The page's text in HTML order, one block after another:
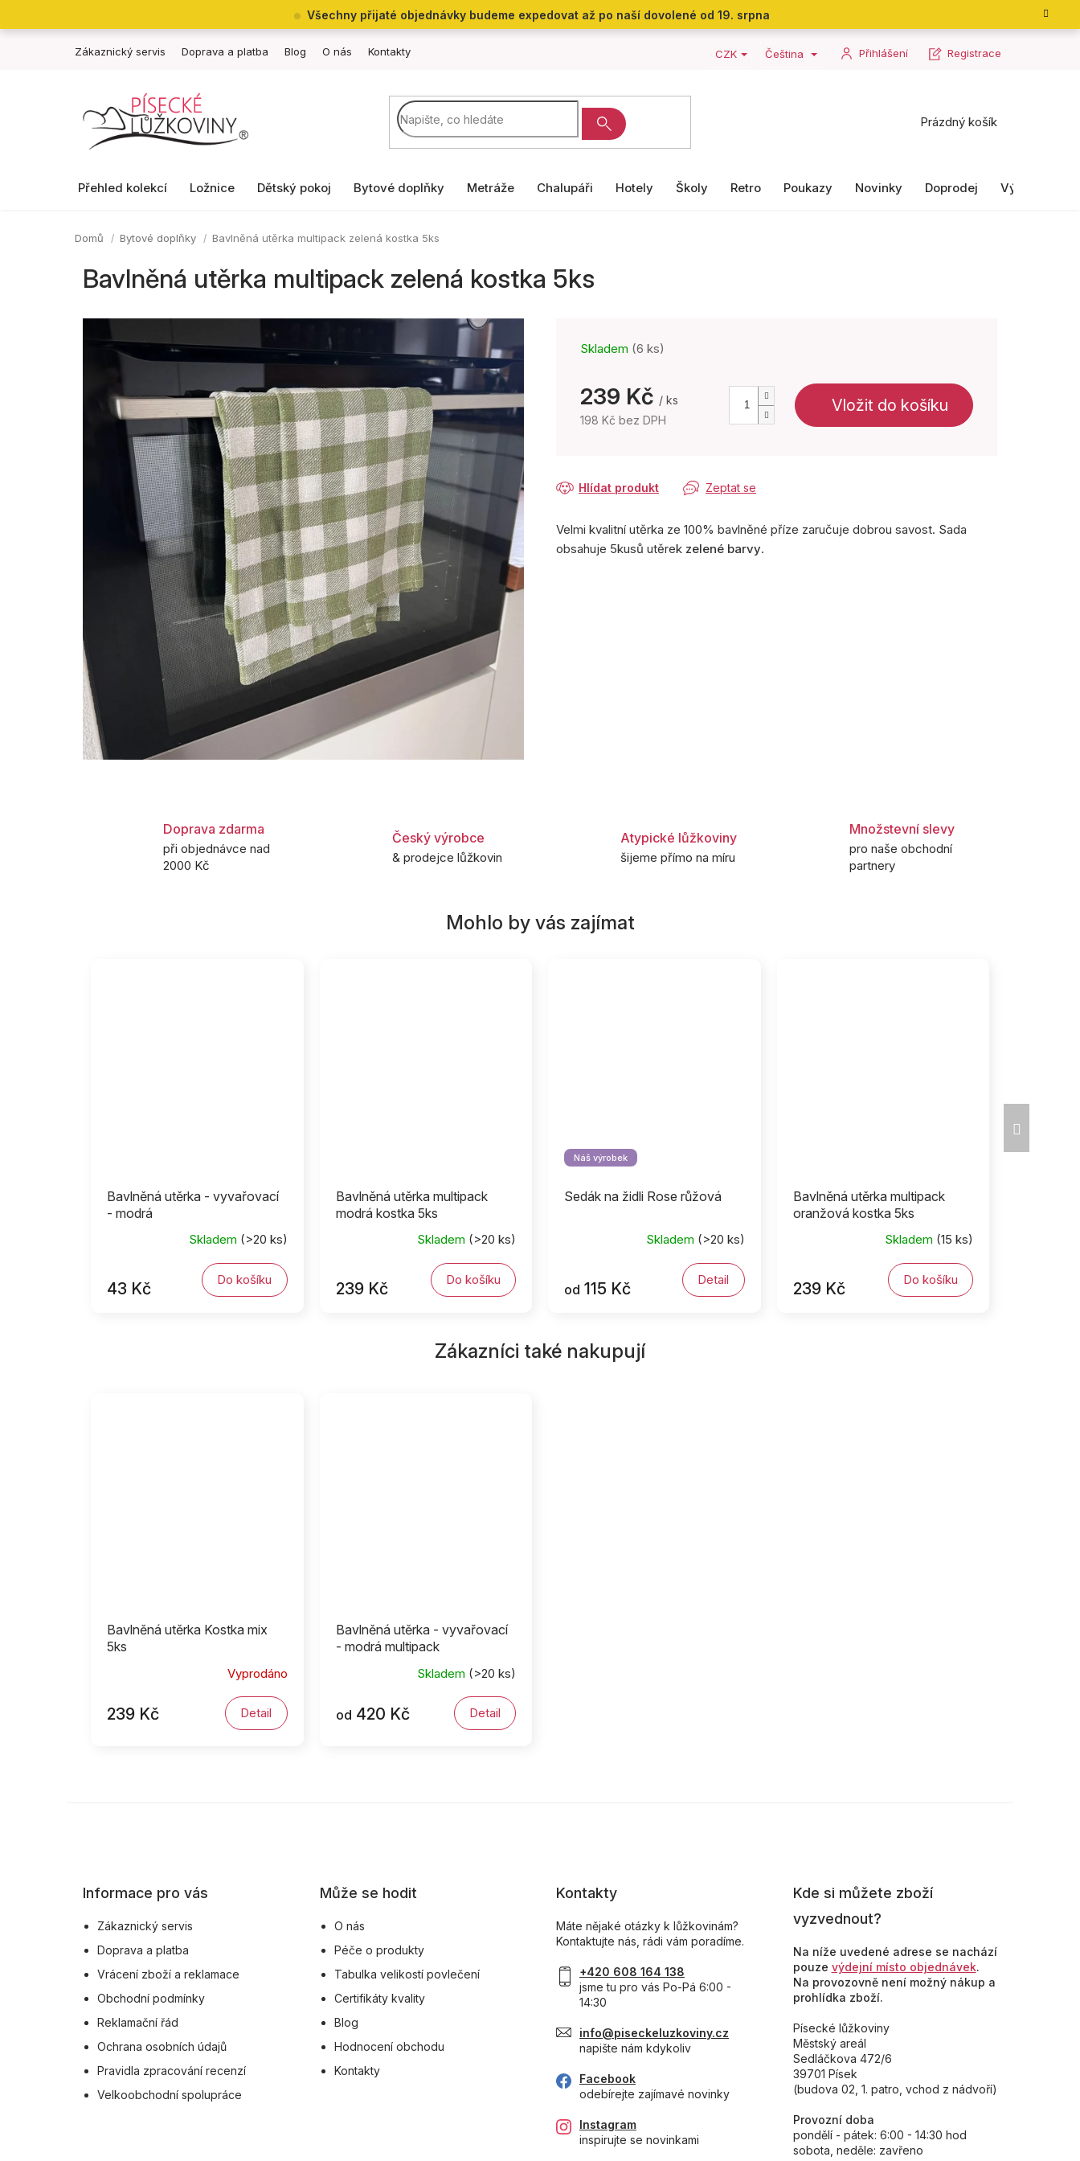
Všechny přijaté objednávky budeme expedovat až po naší dovolené od 19. srpna
Zákaznický servis Doprava a platba Blog O nás Kontakty CZK Čeština Přihlášení Registrace
Nákupní
Prázdný košík
Přehled kolekcí Ložnice Dětský pokoj Bytové doplňky Metráže Chalupáři Hotely Školy Retro Poukazy Novinky Doprodej Výrobky II.
Domů Bytové doplňky Bavlněná utěrka multipack zelená kostka 5ks
Bavlněná utěrka multipack zelená kostka 5ks
Skladem (6 ks)
239 Kč / ks
198 Kč bez DPH
Vložit do košíku
Zeptat se
Hlídat produkt
Velmi kvalitní utěrka ze 100% bavlněné příze zaručuje dobrou savost. Sada
obsahuje 5kusů utěrek zelené barvy.
Doprava zdarma
při objednávce nad
2000 Kč
Český výrobce
& prodejce lůžkovin
Atypické lůžkoviny
šijeme přímo na míru
Množstevní slevy
pro naše obchodní
partnery
Bavlněná utěrka - vyvařovací
- modrá
Skladem (>20 ks)
43 Kč Do košíku
Bavlněná utěrka multipack
modrá kostka 5ks
Skladem (>20 ks)
239 Kč Do košíku
Náš výrobek
Sedák na židli Rose růžová
Skladem (>20 ks)
od 115 Kč Detail
Bavlněná utěrka multipack
oranžová kostka 5ks
Skladem (15 ks)
239 Kč Do košíku
Zákazníci také nakupují
Bavlněná utěrka Kostka mix
5ks
Vyprodáno
239 Kč Detail
Bavlněná utěrka - vyvařovací
- modrá multipack
Skladem (>20 ks)
od 420 Kč Detail
Informace pro vás
Zákaznický servis
Doprava a platba
Vrácení zboží a reklamace
Obchodní podmínky
Reklamační řád
Ochrana osobních údajů
Pravidla zpracování recenzí
Velkoobchodní spolupráce
Může se hodit
O nás
Péče o produkty
Tabulka velikostí povlečení
Certifikáty kvality
Blog
Hodnocení obchodu
Kontakty
Kontakty
Máte nějaké otázky k lůžkovinám?
Kontaktujte nás, rádi vám poradíme.
+420 608 164 138
jsme tu pro vás Po-Pá 6:00 -
14:30
info@piseckeluzkoviny.cz
napište nám kdykoliv
Facebook
odebírejte zajímavé novinky
Instagram
inspirujte se novinkami
Kde si můžete zboží
vyzvednout?
Na níže uvedené adrese se nachází
pouze výdejní místo objednávek.
Na provozovně není možný nákup a
prohlídka zboží.
Písecké lůžkoviny
Městský areál
Sedláčkova 472/6
39701 Písek
(budova 02, 1. patro, vchod z nádvoří)
Provozní doba
pondělí - pátek: 6:00 - 14:30 hod
sobota, neděle: zavřeno